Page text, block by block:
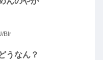
Blr
うなん？